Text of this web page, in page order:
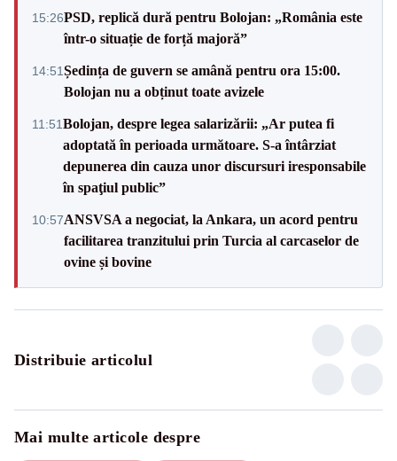
15:26PSD, replică dură pentru Bolojan: „România este
într-o situație de forță majoră”
14:51Ședința de guvern se amână pentru ora 15:00.
Bolojan nu a obținut toate avizele
11:51Bolojan, despre legea salarizării: „Ar putea fi
adoptată în perioada următoare. S-a întârziat
depunerea din cauza unor discursuri iresponsabile
în spaţiul public”
10:57ANSVSA a negociat, la Ankara, un acord pentru
facilitarea tranzitului prin Turcia al carcaselor de
ovine și bovine
Distribuie articolul
Mai multe articole despre